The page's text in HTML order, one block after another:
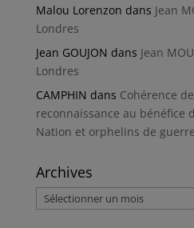
Malou Lorenzon dans Jean
Londres
Jean GOUJON dans Jean
Londres
CAMPHIN dans Cohérence
reconnaissance au bénéfice
Nation et orphelins de guerre
Archives
Archives